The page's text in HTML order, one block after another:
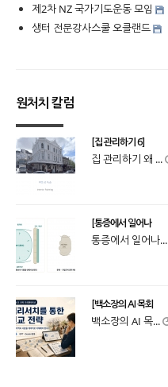
제2차 NZ 국가기도운동 모임
생터 전문강사스쿨 오클랜드
원처치 칼럼
[집 관리하기 6]
집 관리하기 왜 ...
[통증에서 일어나
통증에서 일어나...
[백소장의 AI 목회
백소장의 AI 목...